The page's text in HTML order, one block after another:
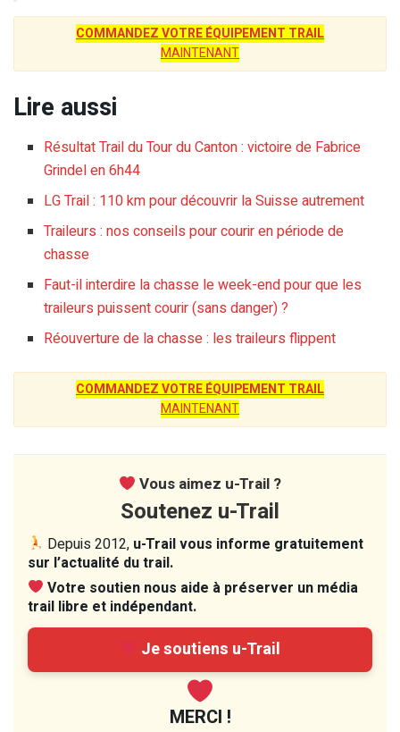
COMMANDEZ VOTRE ÉQUIPEMENT TRAIL
MAINTENANT
Lire aussi
Résultat Trail du Tour du Canton : victoire de Fabrice
Grindel en 6h44
LG Trail : 110 km pour découvrir la Suisse autrement
Traileurs : nos conseils pour courir en période de
chasse
Faut-il interdire la chasse le week-end pour que les
traileurs puissent courir (sans danger) ?
Réouverture de la chasse : les traileurs flippent
COMMANDEZ VOTRE ÉQUIPEMENT TRAIL
MAINTENANT
Vous aimez u-Trail ?
Soutenez u-Trail
Depuis 2012, u-Trail vous informe gratuitement
sur l’actualité du trail.
Votre soutien nous aide à préserver un média
trail libre et indépendant.
Je soutiens u-Trail
MERCI !